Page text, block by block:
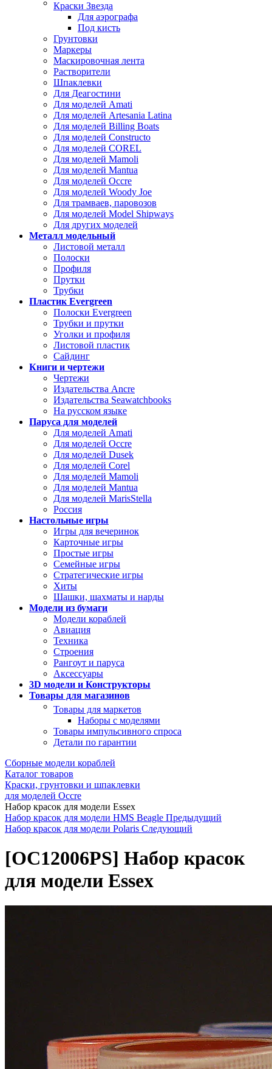
Краски Звезда
Для аэрографа
Под кисть
Грунтовки
Маркеры
Маскировочная лента
Растворители
Шпаклевки
Для Деагостини
Для моделей Amati
Для моделей Artesania Latina
Для моделей Billing Boats
Для моделей Constructo
Для моделей COREL
Для моделей Mamoli
Для моделей Mantua
Для моделей Occre
Для моделей Woody Joe
Для трамваев, паровозов
Для моделей Model Shipways
Для других моделей
Металл модельный
Листовой металл
Полоски
Профиля
Прутки
Трубки
Пластик Evergreen
Полоски Evergreen
Трубки и прутки
Уголки и профиля
Листовой пластик
Сайдинг
Книги и чертежи
Чертежи
Издательства Ancre
Издательства Seawatchbooks
На русском языке
Паруса для моделей
Для моделей Amati
Для моделей Occre
Для моделей Dusek
Для моделей Corel
Для моделей Mamoli
Для моделей Mantua
Для моделей MarisStella
Россия
Настольные игры
Игры для вечеринок
Карточные игры
Простые игры
Семейные игры
Стратегические игры
Хиты
Шашки, шахматы и нарды
Модели из бумаги
Модели кораблей
Авиация
Техника
Строения
Рангоут и паруса
Аксессуары
3D модели и Конструкторы
Товары для магазинов
Товары для маркетов
Наборы с моделями
Товары импульсивного спроса
Детали по гарантии
Сборные модели кораблей
Каталог товаров
Краски, грунтовки и шпаклевки
для моделей Occre
Набор красок для модели Essex
Набор красок для модели HMS Beagle Предыдущий
Набор красок для модели Polaris Следующий
[OC12006PS] Набор красок
для модели Essex